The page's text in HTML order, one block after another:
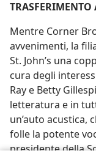
TRASFERIMENTO
Mentre Corner
avvenimenti, la
St. John’s una
cura degli
Ray e Betty
letteratura e in
un’auto acustica,
folle la potente
presidente della